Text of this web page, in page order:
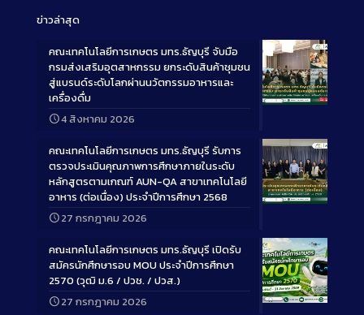
ข่าวล่าสุด
Long
คณะเทคโนโลยีการเกษตร มทร.ธัญบุรี จับมือ
กรมส่งเสริมอุตสาหกรรม ยกระดับสินค้าชุมชน
สู่แบรนด์ระดับโลกผ่านนวัตกรรมอาหารและ
เครื่องดื่ม
4 สิงหาคม 2026
Long
คณะเทคโนโลยีการเกษตร มทร.ธัญบุรี รับการ
ตรวจประเมินคุณภาพการศึกษาภายในระดับ
หลักสูตรตามเกณฑ์ AUN-QA สาขาเทคโนโลยี
อาหาร (ต่อเนื่อง) ประจำปีการศึกษา 2568
27 กรกฎาคม 2026
Long
คณะเทคโนโลยีการเกษตร มทร.ธัญบุรี เปิดรับ
สมัครนักศึกษารอบ MOU ประจำปีการศึกษา
2570 (วุฒิ ม.6 / ปวช. / ปวส.)
27 กรกฎาคม 2026